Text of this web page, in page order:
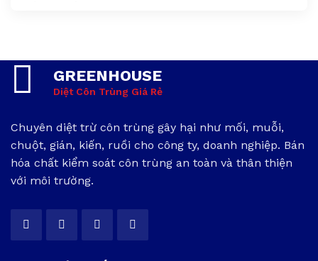
GREENHOUSE
Diệt Côn Trùng Giá Rẻ
Chuyên diệt trừ côn trùng gây hại như mối, muỗi,
chuột, gián, kiến, ruồi cho công ty, doanh nghiệp. Bán
hóa chất kiểm soát côn trùng an toàn và thân thiện
với môi trường.